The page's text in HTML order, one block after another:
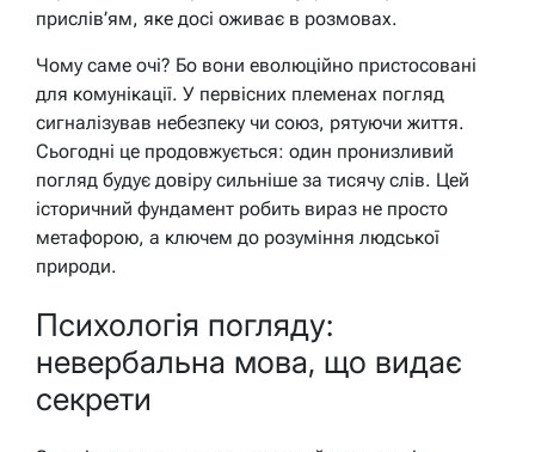
прислів’ям, яке досі оживає в розмовах.
Чому саме очі? Бо вони еволюційно пристосовані
для комунікації. У первісних племенах погляд
сигналізував небезпеку чи союз, рятуючи життя.
Сьогодні це продовжується: один пронизливий
погляд будує довіру сильніше за тисячу слів. Цей
історичний фундамент робить вираз не просто
метафорою, а ключем до розуміння людської
природи.
Психологія погляду:
невербальна мова, що видає
секрети